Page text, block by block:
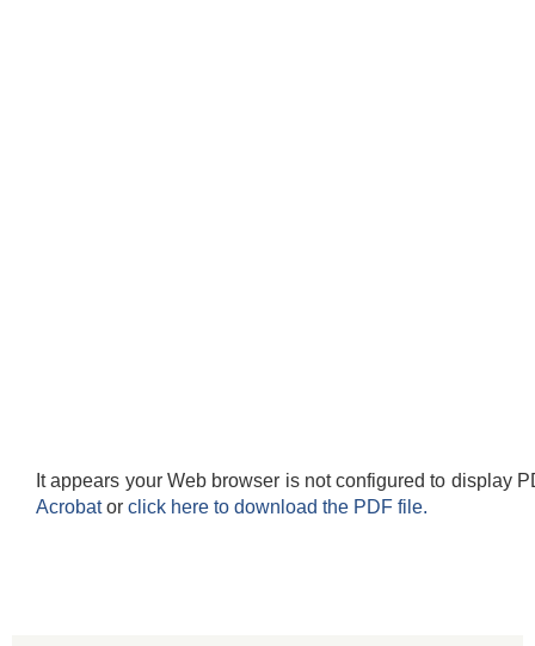
It appears your Web browser is not configured to display
Acrobator click here to download the PDF file.